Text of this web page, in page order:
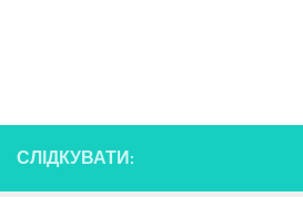
СЛІДКУВАТИ: